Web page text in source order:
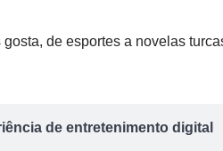
de esportes a novelas
de entretenimento digital